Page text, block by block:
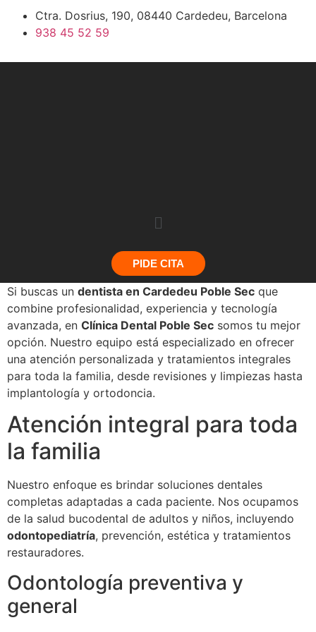
Ctra. Dosrius, 190, 08440 Cardedeu, Barcelona
938 45 52 59
PIDE CITA
Si buscas un dentista en Cardedeu Poble Sec que
combine profesionalidad, experiencia y tecnología
avanzada, en Clínica Dental Poble Sec somos tu mejor
opción. Nuestro equipo está especializado en ofrecer
una atención personalizada y tratamientos integrales
para toda la familia, desde revisiones y limpiezas hasta
implantología y ortodoncia.
Atención integral para toda
la familia
Nuestro enfoque es brindar soluciones dentales
completas adaptadas a cada paciente. Nos ocupamos
de la salud bucodental de adultos y niños, incluyendo
odontopediatría, prevención, estética y tratamientos
restauradores.
Odontología preventiva y
general